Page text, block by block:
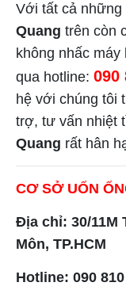
Với tất cả
Quang trên còn
không nhấc
qua hotline: 090
hệ với chúng tôi
trợ, tư vấn nhiệt
Quang rất hân
CƠ SỞ UỐN
Địa chỉ: 30/11M
Môn, TP.HCM
Hotline: 090